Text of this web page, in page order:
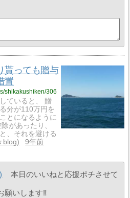
貰っても贈与
置
shikakushiken/306
ていると、 贈
分が110万円を
とになるように
があったり、
、それを避ける
blog
9年前
本日のいいねと応援ポチさせて
願いします‼